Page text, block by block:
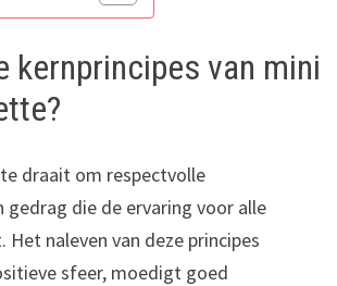
kernprincipes van mini
draait om respectvolle
gedrag die de ervaring voor alle
Het naleven van deze principes
sfeer, moedigt goed